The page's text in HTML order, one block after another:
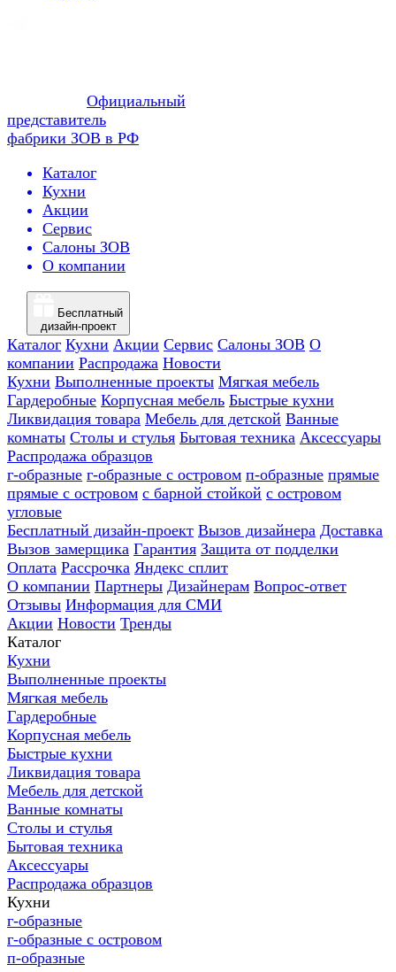
Официальный
представитель
фабрики ЗОВ в РФ
Каталог
Кухни
Акции
Сервис
Салоны ЗОВ
О компании
Бесплатный
дизайн-проект
Каталог Кухни Акции Сервис Салоны ЗОВ О
компании Распродажа Новости
Кухни Выполненные проекты Мягкая мебель
Гардеробные Корпусная мебель Быстрые кухни
Ликвидация товара Мебель для детской Ванные
комнаты Столы и стулья Бытовая техника Аксессуары
Распродажа образцов
г-образные г-образные с островом п-образные прямые
прямые с островом с барной стойкой с островом
угловые
Бесплатный дизайн-проект Вызов дизайнера Доставка
Вызов замерщика Гарантия Защита от подделки
Оплата Рассрочка Яндекс сплит
О компании Партнеры Дизайнерам Вопрос-ответ
Отзывы Информация для СМИ
Акции Новости Тренды
Каталог
Кухни
Выполненные проекты
Мягкая мебель
Гардеробные
Корпусная мебель
Быстрые кухни
Ликвидация товара
Мебель для детской
Ванные комнаты
Столы и стулья
Бытовая техника
Аксессуары
Распродажа образцов
Кухни
г-образные
г-образные с островом
п-образные